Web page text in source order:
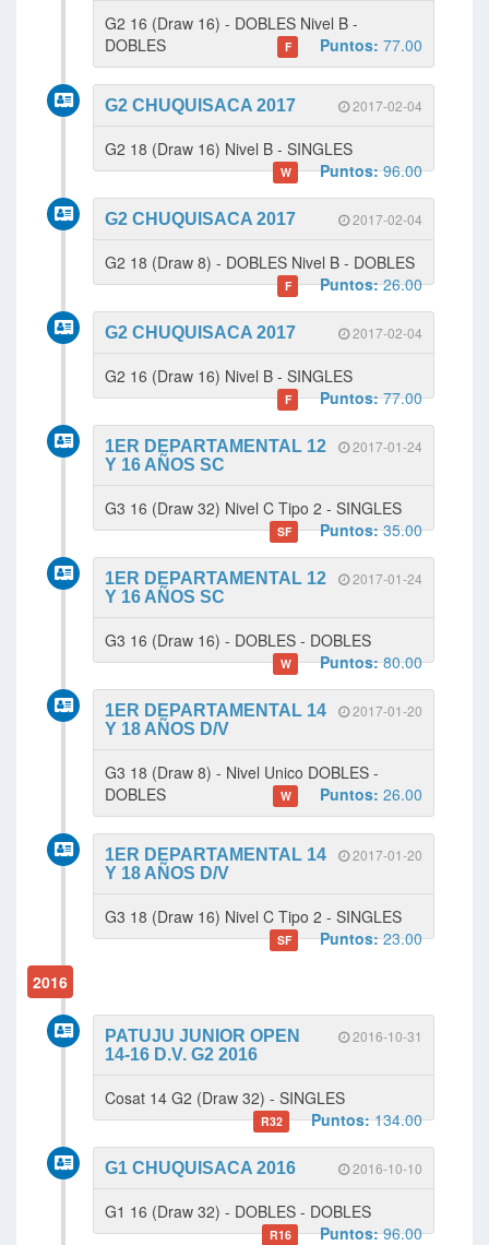
G2 16 (Draw 16) - DOBLES Nivel B -
DOBLES
F Puntos: 77.00
2017-02-04
G2 CHUQUISACA 2017
G2 18 (Draw 16) Nivel B - SINGLES
W Puntos:96.00
2017-02-04
G2 CHUQUISACA 2017
G2 18 (Draw 8) - DOBLES Nivel B - DOBLES
F Puntos:26.00
2017-02-04
G2 CHUQUISACA 2017
G2 16 (Draw 16) Nivel B - SINGLES
F Puntos:77.00
2017-01-24
1ER DEPARTAMENTAL 12
Y 16 AÑOS SC
G3 16 (Draw 32) Nivel C Tipo 2 - SINGLES
SF Puntos:35.00
2017-01-24
1ER DEPARTAMENTAL 12
Y 16 AÑOS SC
G3 16 (Draw 16) - DOBLES - DOBLES
W Puntos:80.00
2017-01-20
1ER DEPARTAMENTAL 14
Y 18 AÑOS D/V
G3 18 (Draw 8) - Nivel Unico DOBLES -
DOBLES
W Puntos: 26.00
2017-01-20
1ER DEPARTAMENTAL 14
Y 18 AÑOS D/V
G3 18 (Draw 16) Nivel C Tipo 2 - SINGLES
SF Puntos:23.00
2016
2016-10-31
PATUJU JUNIOR OPEN
14-16 D.V. G2 2016
Cosat 14 G2 (Draw 32) - SINGLES
R32 Puntos:134.00
2016-10-10
G1 CHUQUISACA 2016
G1 16 (Draw 32) - DOBLES - DOBLES
R16 Puntos:96.00